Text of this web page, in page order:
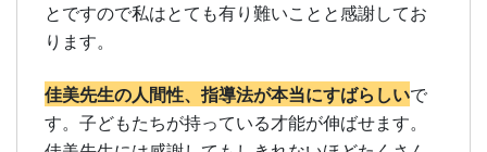
とですので私はとても有り難いことと感謝してお
ります。
佳美先生の人間性、指導法が本当にすばらしいで
す。子どもたちが持っている才能が伸ばせます。